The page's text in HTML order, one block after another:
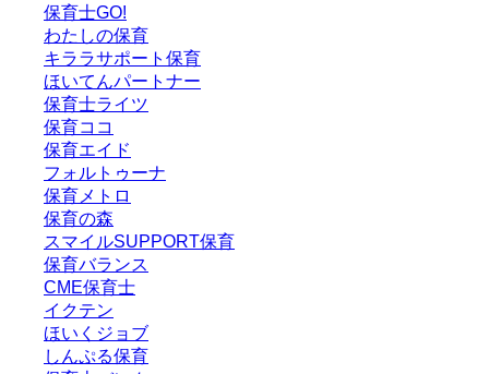
保育士GO!
わたしの保育
キララサポート保育
ほいてんパートナー
保育士ライツ
保育ココ
保育エイド
フォルトゥーナ
保育メトロ
保育の森
スマイルSUPPORT保育
保育バランス
CME保育士
イクテン
ほいくジョブ
しんぷる保育